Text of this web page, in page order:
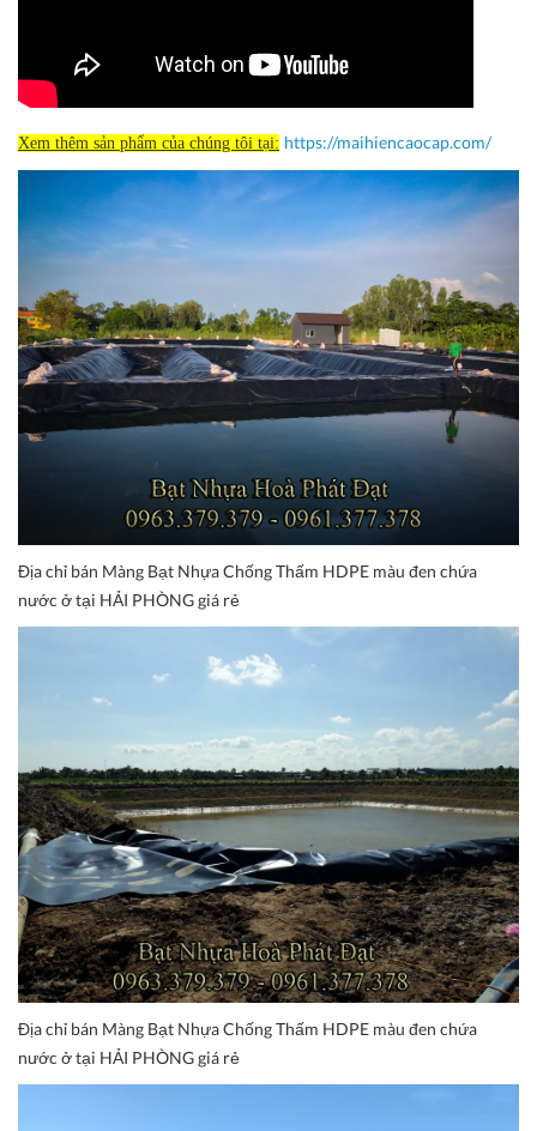
Xem thêm sản phẩm của chúng tôi tại: https://maihiencaocap.com/
Địa chỉ bán Màng Bạt Nhựa Chống Thấm HDPE màu đen chứa
nước ở tại HẢI PHÒNG giá rẻ
Địa chỉ bán Màng Bạt Nhựa Chống Thấm HDPE màu đen chứa
nước ở tại HẢI PHÒNG giá rẻ